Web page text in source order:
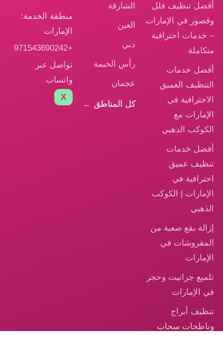
أفضل تنظيف فلل
وقصور في الإمارات
– خدمات احترافية
متكاملة
أفضل خدمات
التنظيف العميق
الاحترافية في
الإمارات مع
الكوكب الذهبي
أفضل خدمات
تنظيف عميق
احترافية في
الإمارات | الكوكب
الذهبي
إزالة بقع صعبة من
المفروشات في
الإمارات
تلميع جرانيت وحجر
في الإمارات
تنظيف أبراج
وناطحات سحاب
الشارقة
العين
دبي
رأس الخيمة
عجمان
كل المناطق ←
منطقة الخدمة:
الإمارات
+971543690242
تواصل عبر
واتساب
X